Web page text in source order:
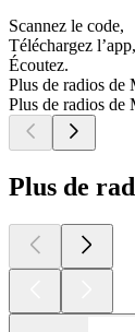
Scannez le code,
Téléchargez l’app,
Écoutez.
Plus de radios de
Plus de radios de
Plus de